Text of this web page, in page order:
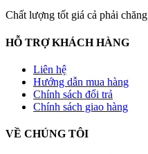
Chất lượng tốt giá cả phải chăng
HỖ TRỢ KHÁCH HÀNG
Liên hệ
Hướng dẫn mua hàng
Chính sách đổi trả
Chính sách giao hàng
VỀ CHÚNG TÔI